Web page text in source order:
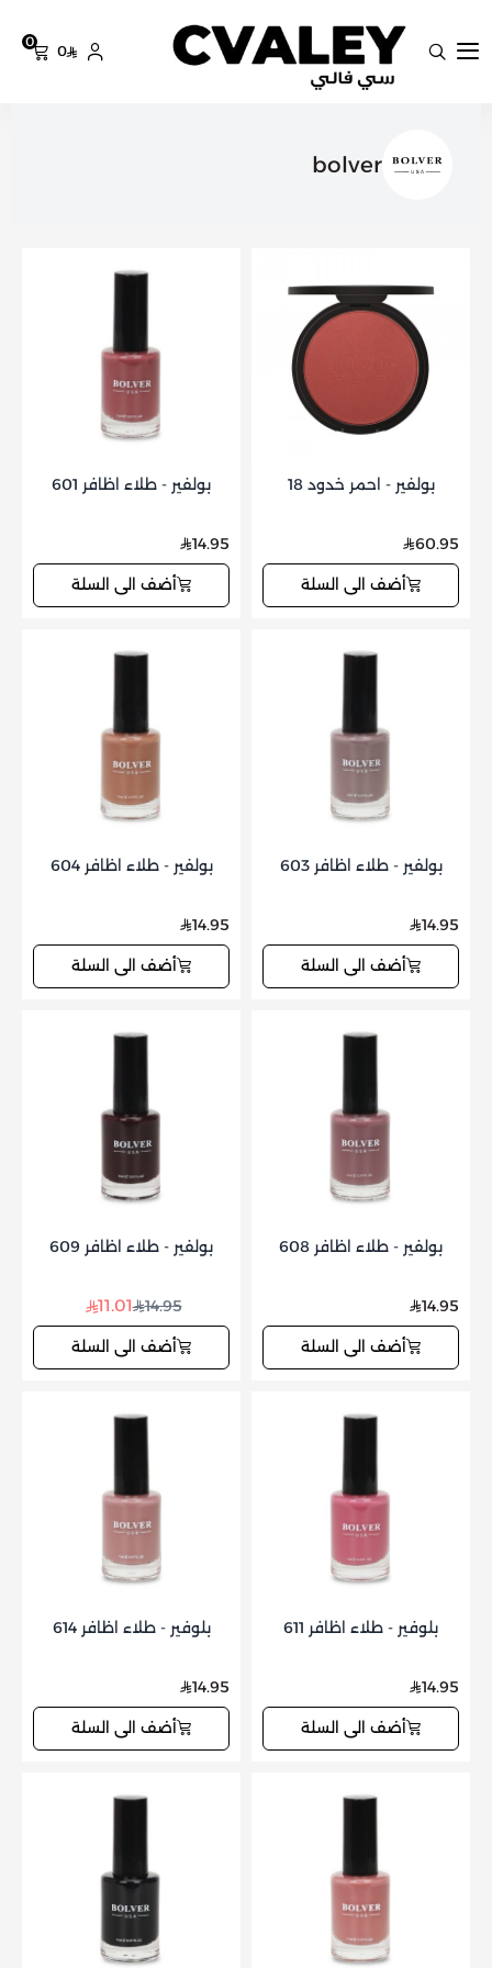
سي فالي
0
0
bolver
بولفير - احمر خدود 18
60.95
أضف الى السلة
بولفير - طلاء اظافر 601
14.95
أضف الى السلة
بولفير - طلاء اظافر 603
14.95
أضف الى السلة
بولفير - طلاء اظافر 604
14.95
أضف الى السلة
بولفير - طلاء اظافر 608
14.95
أضف الى السلة
بولفير - طلاء اظافر 609
14.95
11.01
أضف الى السلة
بلوفير - طلاء اظافر 611
14.95
أضف الى السلة
بلوفير - طلاء اظافر 614
14.95
أضف الى السلة